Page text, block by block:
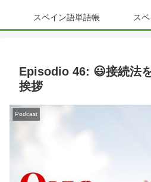
スペイン語単語帳
Episodio 46: 😃接続法
挨拶
Podcast